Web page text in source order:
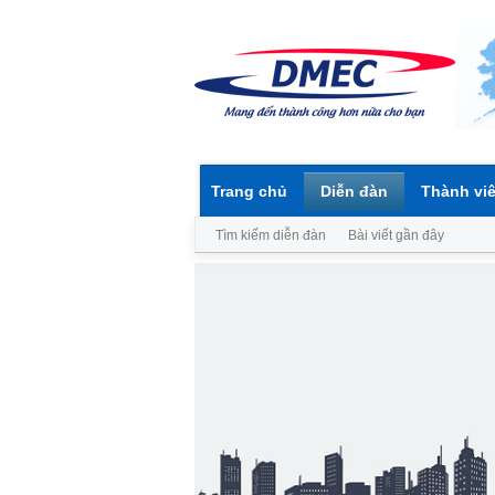
Trang chủ Diễn đàn
Tìm kiếm diễn đàn Bài viết gần đây
Thành